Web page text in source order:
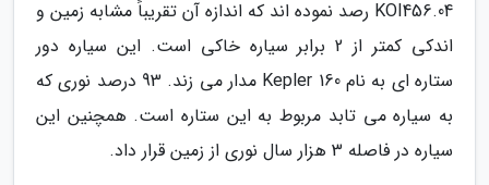
KOI456.04 رصد نموده اند که اندازه آن تقریباً مشابه زمین و
اندکی کمتر از 2 برابر سیاره خاکی است. این سیاره دور
ستاره ای به نام Kepler 160 مدار می زند. 93 درصد نوری که
به سیاره می تابد مربوط به این ستاره است. همچنین این
سیاره در فاصله 3 هزار سال نوری از زمین قرار داد.